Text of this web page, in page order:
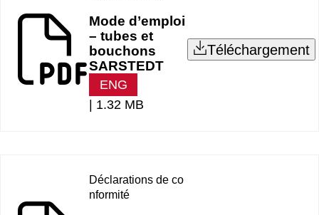
Mode d’emploi
– tubes et
bouchons
SARSTEDT
ENG
1.32 MB
Téléchargement
Déclarations de co
nformité